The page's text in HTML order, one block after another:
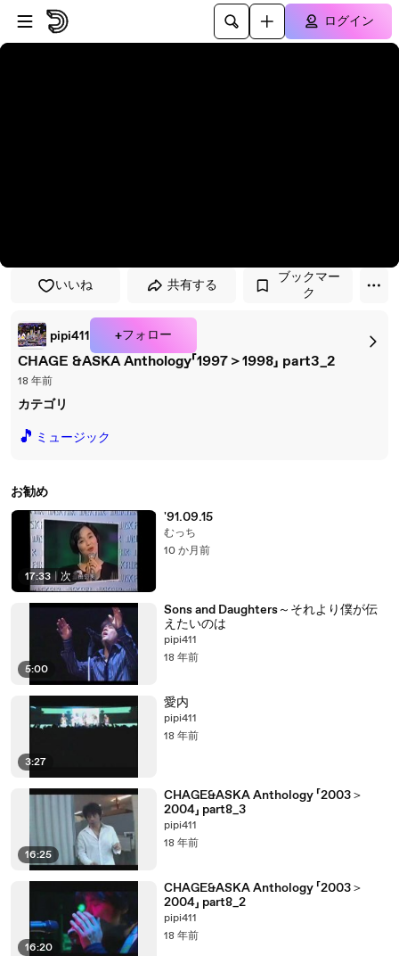
プレイヤーにスキップ
メインコンテンツにスキップ
ログイン
いいね 共有する
ブックマー
ク
pipi411 +フォロー
CHAGE &ASKA Anthology「1997＞1998」 part3_2
18 年前
カテゴリ
🎵 ミュージック
お勧め
17:33 | 次
'91.09.15
むっち
10 か月前
5:00
Sons and Daughters～それより僕が伝
えたいのは
pipi411
18 年前
3:27
愛内
pipi411
18 年前
16:25
CHAGE&ASKA Anthology 「2003＞
2004」 part8_3
pipi411
18 年前
16:20
CHAGE&ASKA Anthology 「2003＞
2004」 part8_2
pipi411
18 年前